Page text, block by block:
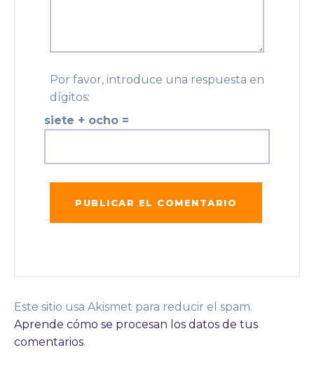
Por favor, introduce una respuesta en
dígitos:
siete + ocho =
Este sitio usa Akismet para reducir el spam.
Aprende cómo se procesan los datos de tus
comentarios.